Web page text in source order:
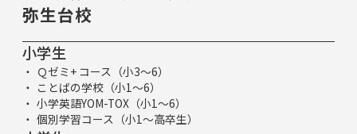
弥生台校
小学生
Ｑゼミ+ コース（小3～6）
ことばの学校（小1～6）
小学英語YOM-TOX（小1～6）
個別学習コース（小1～高卒生）